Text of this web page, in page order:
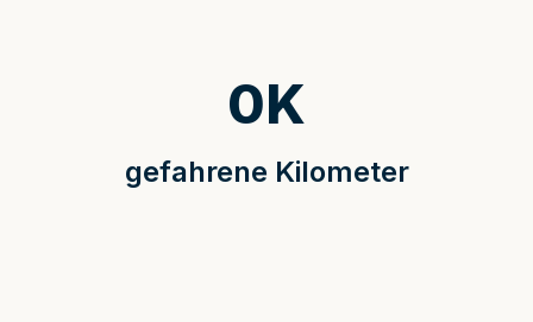
gefahrene Kilometer
0K